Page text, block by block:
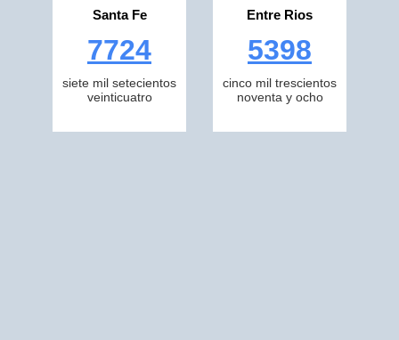
Santa Fe
7724
siete mil setecientos
veinticuatro
Entre Rios
5398
cinco mil trescientos
noventa y ocho